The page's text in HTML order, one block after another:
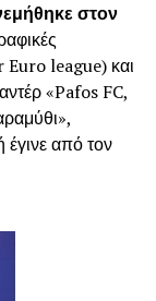
στον
league) και
«Pafos FC,
από τον